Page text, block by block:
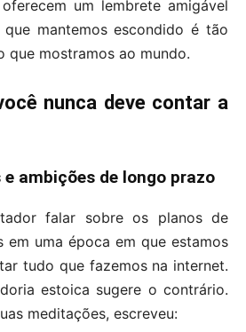
um lembrete amigável
mantemos escondido é tão
que mostramos ao mundo.
nunca deve contar a
ambições de longo prazo
falar sobre os planos de
em uma época em que estamos
tudo que fazemos na internet.
estoica sugere o contrário.
meditações, escreveu: